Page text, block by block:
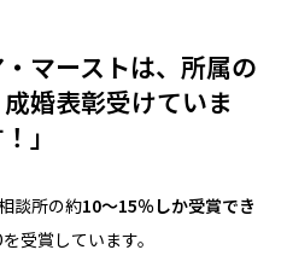
・マーストは、所属の
婚表彰受けていま
」
談所の約10～15％しか受賞でき
受賞しています。